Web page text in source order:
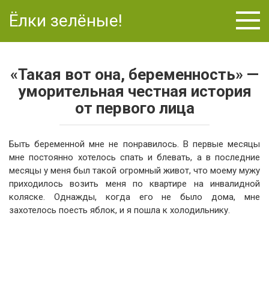
Ёлки зелёные!
«Такая вот она, беременность» —
уморительная честная история
от первого лица
Быть беременной мне не понравилось. В первые месяцы
мне постоянно хотелось спать и блевать, а в последние
месяцы у меня был такой огромный живот, что моему мужу
приходилось возить меня по квартире на инвалидной
коляске. Однажды, когда его не было дома, мне
захотелось поесть яблок, и я пошла к холодильнику.